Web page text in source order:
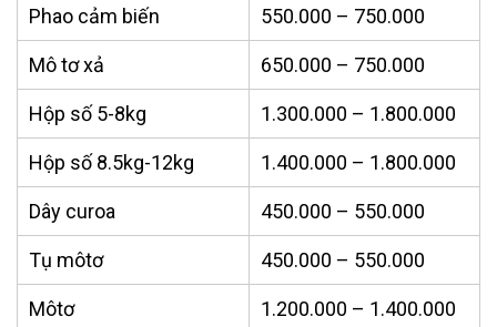
Phao cảm biến 550.000 – 750.000
Mô tơ xả 650.000 – 750.000
Hộp số 5-8kg 1.300.000 – 1.800.000
Hộp số 8.5kg-12kg 1.400.000 – 1.800.000
Dây curoa 450.000 – 550.000
Tụ môtơ 450.000 – 550.000
Môtơ 1.200.000 – 1.400.000